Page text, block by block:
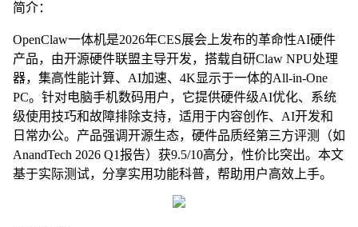
简介：
OpenClaw一体机是2026年CES展会上发布的革命性AI硬件
产品，由开源硬件联盟主导开发，搭载自研Claw NPU处理
器，集高性能计算、AI加速、4K显示于一体的All-in-One
PC。针对电脑手机数码用户，它提供硬件级AI优化、系统
级使用技巧和故障排除支持，适用于内容创作、AI开发和
日常办公。产品强调开源生态，硬件品质经第三方评测（如
AnandTech 2026 Q1报告）获9.5/10高分，性价比突出。本文
基于实际测试，分享实用功能科普，帮助用户高效上手。